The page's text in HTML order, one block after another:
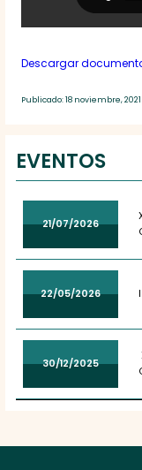
Descargar documento
Publicado: 18 noviembre, 2021
EVENTOS
21/07/2026
22/05/2026
30/12/2025